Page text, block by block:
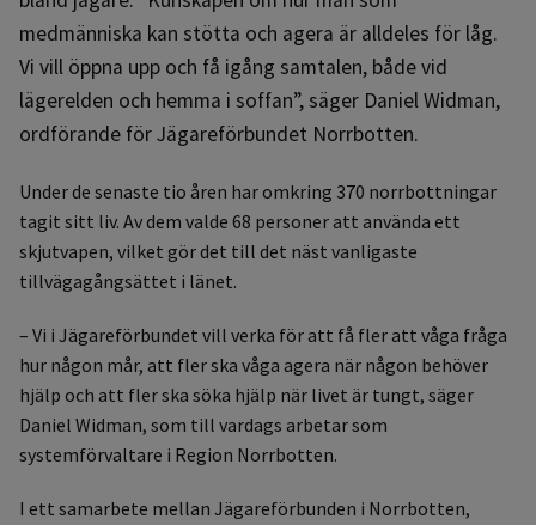
medmänniska kan stötta och agera är alldeles för låg.
Vi vill öppna upp och få igång samtalen, både vid
lägerelden och hemma i soffan”, säger Daniel Widman,
ordförande för Jägareförbundet Norrbotten.
Under de senaste tio åren har omkring 370 norrbottningar
tagit sitt liv. Av dem valde 68 personer att använda ett
skjutvapen, vilket gör det till det näst vanligaste
tillvägagångsättet i länet.
– Vi i Jägareförbundet vill verka för att få fler att våga fråga
hur någon mår, att fler ska våga agera när någon behöver
hjälp och att fler ska söka hjälp när livet är tungt, säger
Daniel Widman, som till vardags arbetar som
systemförvaltare i Region Norrbotten.
I ett samarbete mellan Jägareförbunden i Norrbotten,